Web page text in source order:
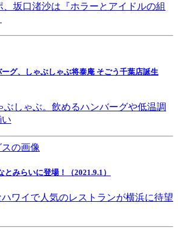
坂口渚沙は『ホラーとアイドルの組
グ、しゃぶしゃぶ将泰庵 そごう千葉店誕生
ぶしゃぶ。飲めるハンバーグや低温調
みらいに登場！（2021.9.1）
ワイで人気のレストランが横浜に待望